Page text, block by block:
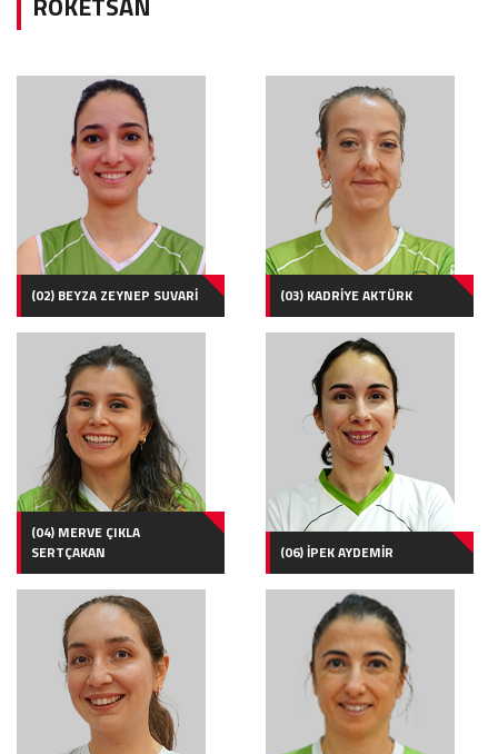
(02) BEYZA ZEYNEP SUVARİ (03) KADRİYE AKTÜRK
(04) MERVE ÇIKLA
SERTÇAKAN
(06) İPEK AYDEMİR